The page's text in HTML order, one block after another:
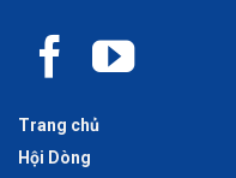
Trang chủ
Hội Dòng